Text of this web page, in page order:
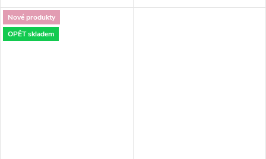
Nové produkty
OPĚT skladem